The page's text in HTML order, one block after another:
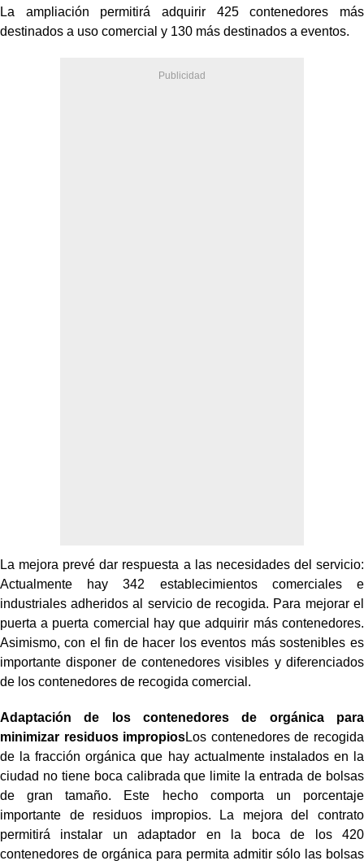
La ampliación permitirá adquirir 425 contenedores más
destinados a uso comercial y 130 más destinados a eventos.
La mejora prevé dar respuesta a las necesidades del servicio:
Actualmente hay 342 establecimientos comerciales e
industriales adheridos al servicio de recogida. Para mejorar el
puerta a puerta comercial hay que adquirir más contenedores.
Asimismo, con el fin de hacer los eventos más sostenibles es
importante disponer de contenedores visibles y diferenciados
de los contenedores de recogida comercial.
Adaptación de los contenedores de orgánica para
minimizar residuos impropiosLos contenedores de recogida
de la fracción orgánica que hay actualmente instalados en la
ciudad no tiene boca calibrada que limite la entrada de bolsas
de gran tamaño. Este hecho comporta un porcentaje
importante de residuos impropios. La mejora del contrato
permitirá instalar un adaptador en la boca de los 420
contenedores de orgánica para permita admitir sólo las bolsas